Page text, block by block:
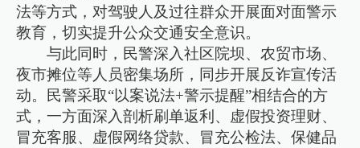
法等方式，对驾驶人及过往群众开展面对面警示
教育，切实提升公众交通安全意识。
与此同时，民警深入社区院坝、农贸市场、
夜市摊位等人员密集场所，同步开展反诈宣传活
动。民警采取“以案说法+警示提醒”相结合的方
式，一方面深入剖析刷单返利、虚假投资理财、
冒充客服、虚假网络贷款、冒充公检法、保健品